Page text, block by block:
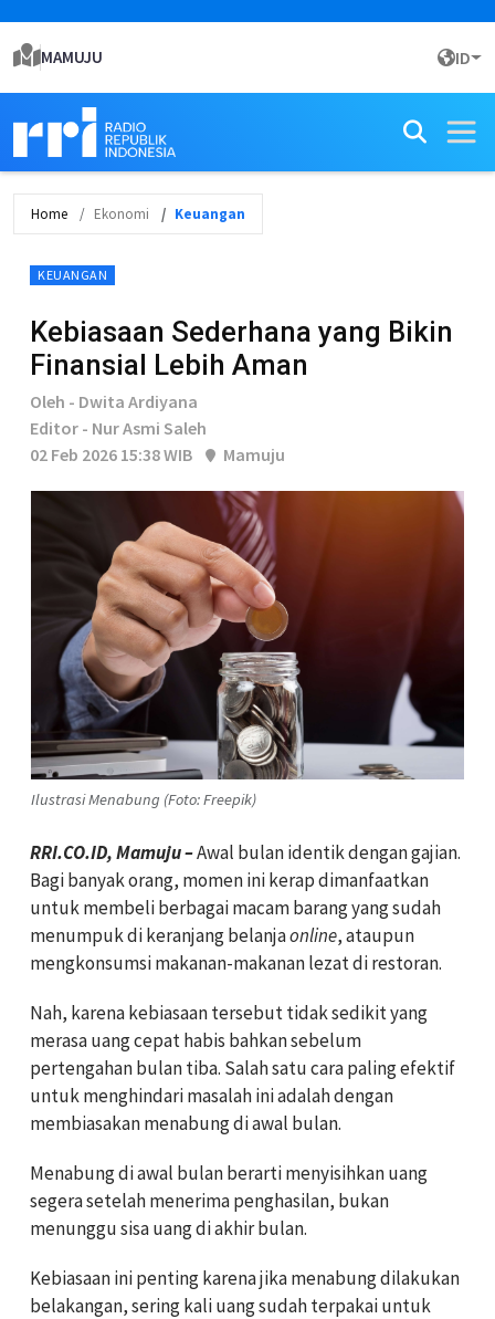
MAMUJU ID
Home Ekonomi Keuangan
KEUANGAN
Kebiasaan Sederhana yang Bikin
Finansial Lebih Aman
Oleh - Dwita Ardiyana
Editor - Nur Asmi Saleh
02 Feb 2026 15:38 WIB
Mamuju
Ilustrasi Menabung (Foto: Freepik)
RRI.CO.ID, Mamuju –Awal bulan identik dengan gajian.
Bagi banyak orang, momen ini kerap dimanfaatkan
untuk membeli berbagai macam barang yang sudah
menumpuk di keranjang belanjaonline, ataupun
mengkonsumsi makanan-makanan lezat di restoran.
Nah, karena kebiasaan tersebut tidak sedikit yang
merasa uang cepat habis bahkan sebelum
pertengahan bulan tiba. Salah satu cara paling efektif
untuk menghindari masalah ini adalah dengan
membiasakan menabung di awal bulan.
Menabung di awal bulan berarti menyisihkan uang
segera setelah menerima penghasilan, bukan
menunggu sisa uang di akhir bulan.
Kebiasaan ini penting karena jika menabung dilakukan
belakangan, sering kali uang sudah terpakai untuk